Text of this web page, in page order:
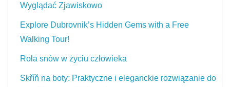
Wyglądać Zjawiskowo
Explore Dubrovnik’s Hidden Gems with a Free
Walking Tour!
Rola snów w życiu człowieka
Skříň na boty: Praktyczne i eleganckie rozwiązanie do